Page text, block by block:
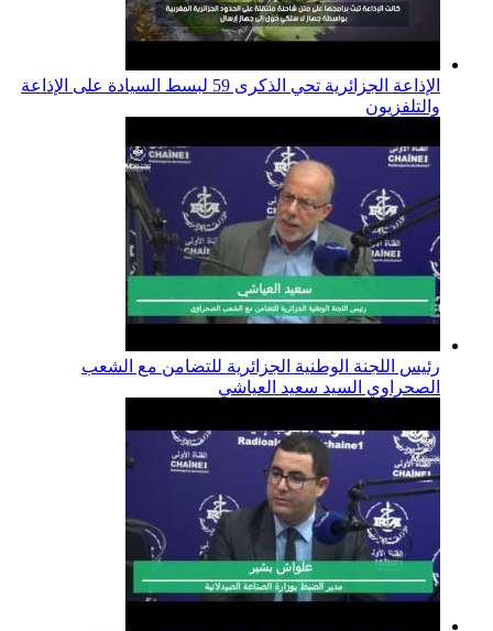
الإذاعة الجزائرية تحي الذكرى 59 لبسط السيادة على الإذاعة
والتلفزيون
رئيس اللجنة الوطنية الجزائرية للتضامن مع الشعب
الصحراوي السيد سعيد العياشي